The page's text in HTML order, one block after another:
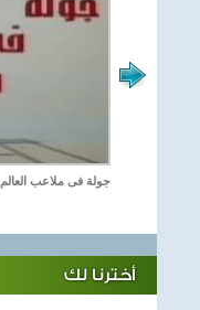
جولة فى ملاعب العالم
أخترنا لك